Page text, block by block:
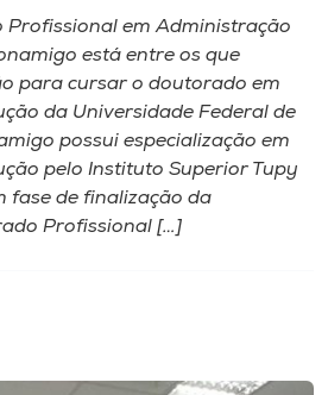
Profissional em Administração
está entre os que
para cursar o doutorado em
da Universidade Federal de
possui especialização em
pelo Instituto Superior Tupy
fase de finalização da
Profissional […]